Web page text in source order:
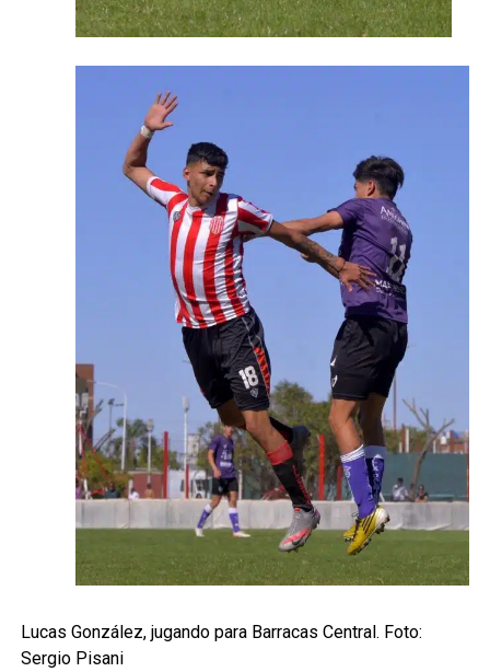
Lucas González, jugando para Barracas Central. Foto:
Sergio Pisani